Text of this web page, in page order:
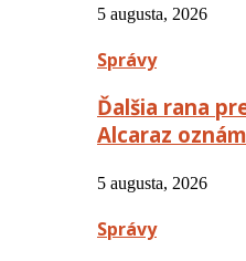
5 augusta, 2026
Správy
Ďalšia rana
Alcaraz
5 augusta, 2026
Správy